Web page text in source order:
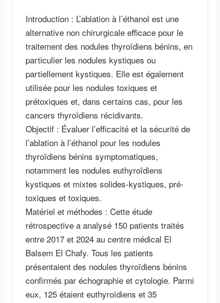
Introduction : L’ablation à l’éthanol est une
alternative non chirurgicale efficace pour le
traitement des nodules thyroïdiens bénins, en
particulier les nodules kystiques ou
partiellement kystiques. Elle est également
utilisée pour les nodules toxiques et
prétoxiques et, dans certains cas, pour les
cancers thyroïdiens récidivants.
Objectif : Évaluer l’efficacité et la sécurité de
l’ablation à l’éthanol pour les nodules
thyroïdiens bénins symptomatiques,
notamment les nodules euthyroïdiens
kystiques et mixtes solides-kystiques, pré-
toxiques et toxiques.
Matériel et méthodes : Cette étude
rétrospective a analysé 150 patients traités
entre 2017 et 2024 au centre médical El
Balsem El Chafy. Tous les patients
présentaient des nodules thyroïdiens bénins
confirmés par échographie et cytologie. Parmi
eux, 125 étaient euthyroïdiens et 35